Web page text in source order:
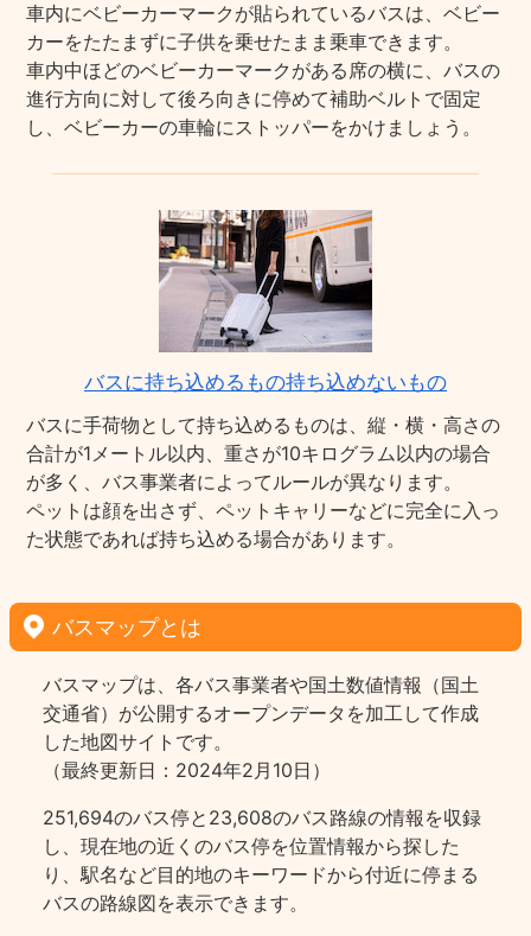
車内にベビーカーマークが貼られているバスは、ベビー
カーをたたまずに子供を乗せたまま乗車できます。
車内中ほどのベビーカーマークがある席の横に、バスの
進行方向に対して後ろ向きに停めて補助ベルトで固定
し、ベビーカーの車輪にストッパーをかけましょう。
バスに持ち込めるもの持ち込めないもの
バスに手荷物として持ち込めるものは、縦・横・高さの
合計が1メートル以内、重さが10キログラム以内の場合
が多く、バス事業者によってルールが異なります。
ペットは顔を出さず、ペットキャリーなどに完全に入っ
た状態であれば持ち込める場合があります。
バスマップとは
バスマップは、各バス事業者や国土数値情報（国土
交通省）が公開するオープンデータを加工して作成
した地図サイトです。
（最終更新日：2024年2月10日）
251,694のバス停と23,608のバス路線の情報を収録
し、現在地の近くのバス停を位置情報から探した
り、駅名など目的地のキーワードから付近に停まる
バスの路線図を表示できます。